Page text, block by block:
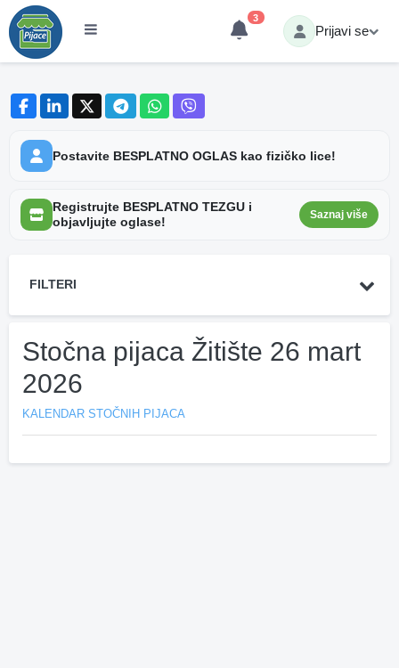
3
Prijavi se
Postavite BESPLATNO OGLAS kao fizičko lice!
Registrujte BESPLATNO TEZGU i
objavljujte oglase!
Saznaj više
FILTERI
Stočna pijaca Žitište 26 mart
2026
KALENDAR STOČNIH PIJACA